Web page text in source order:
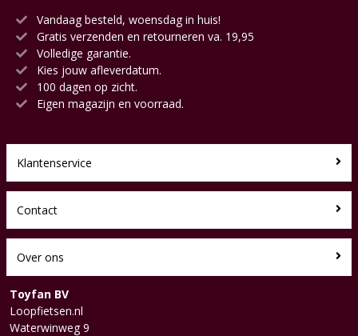
Vandaag besteld, woensdag in huis!
Gratis verzenden en retourneren va. 19,95
Volledige garantie.
Kies jouw afleverdatum.
100 dagen op zicht.
Eigen magazijn en voorraad.
Klantenservice
Contact
Over ons
Toyfan BV
Loopfietsen.nl
Waterwinweg 9